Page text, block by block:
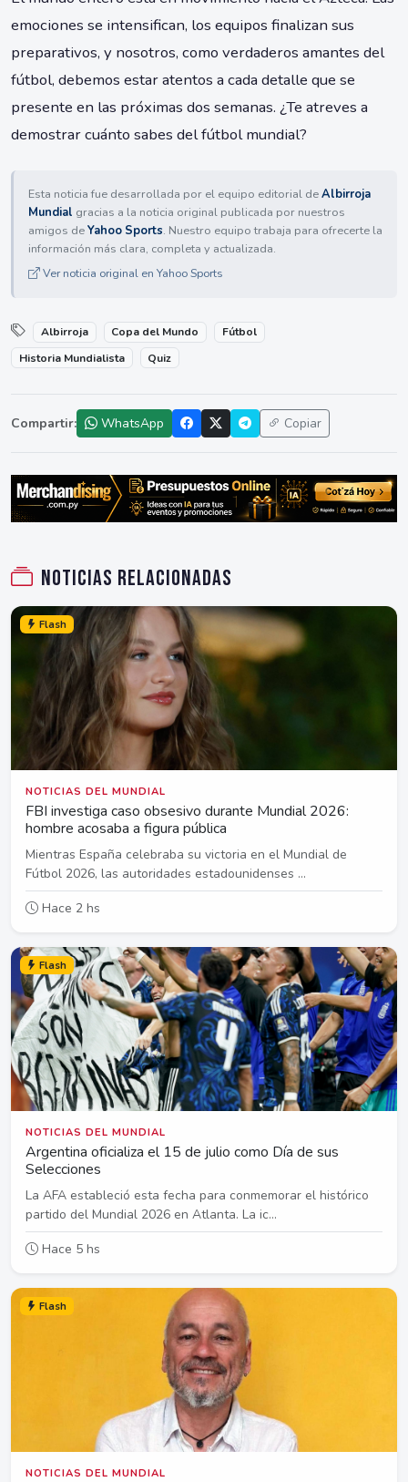
emociones se intensifican, los equipos finalizan sus
preparativos, y nosotros, como verdaderos amantes del
fútbol, debemos estar atentos a cada detalle que se
presente en las próximas dos semanas. ¿Te atreves a
demostrar cuánto sabes del fútbol mundial?
Esta noticia fue desarrollada por el equipo editorial deAlbirroja
Mundial gracias a la noticia original publicada por nuestros
amigos deYahoo Sports. Nuestro equipo trabaja para ofrecerte la
información más clara, completa y actualizada.
Ver noticia original en Yahoo Sports
Albirroja Copa del Mundo
Fútbol
Historia Mundialista
Quiz
Compartir: WhatsApp Copiar
Noticias relacionadas
Flash
NOTICIAS DEL MUNDIAL
FBI investiga caso obsesivo durante Mundial 2026:
hombre acosaba a figura pública
Mientras España celebraba su victoria en el Mundial de
Fútbol 2026, las autoridades estadounidenses ...
Hace 2 hs
Flash
NOTICIAS DEL MUNDIAL
Argentina oficializa el 15 de julio como Día de sus
Selecciones
La AFA estableció esta fecha para conmemorar el histórico
partido del Mundial 2026 en Atlanta. La ic...
Hace 5 hs
Flash
NOTICIAS DEL MUNDIAL